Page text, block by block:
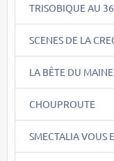
TRISOBIQUE AU
SCENES DE LA
LA BÊTE DU MAINE
CHOUPROUTE
SMECTALIA VOUS